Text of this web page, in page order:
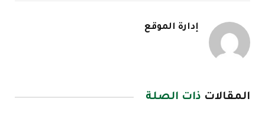
إدارة الموقع
المقالات ذات الصلة